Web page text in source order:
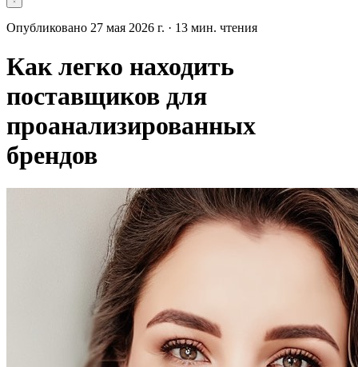
Опубликовано 27 мая 2026 г. · 13 мин. чтения
Как легко находить
поставщиков для
проанализированных
брендов